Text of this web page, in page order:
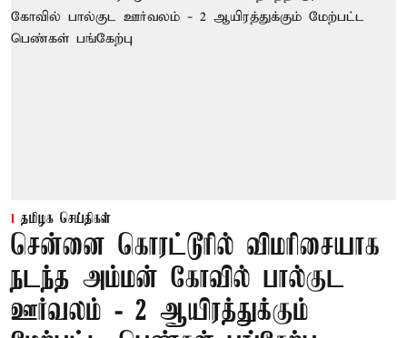
தமிழக செய்திகள்
சென்னை கொரட்டூரில் விமரிசையாக
நடந்த அம்மன் கோவில் பால்குட
ஊர்வலம் - 2 ஆயிரத்துக்கும்